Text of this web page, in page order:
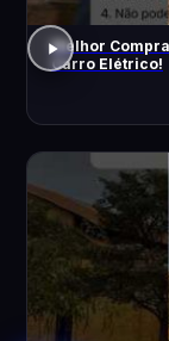
Melhor
Carro Elétrico!